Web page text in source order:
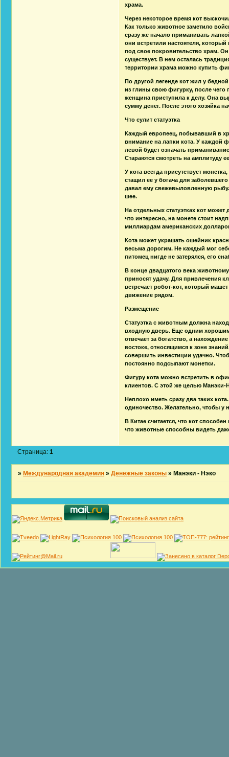
храма.
Через некоторое время кот
Как только животное заметило
сразу же начало приманивать
они встретили настоятеля,
под свое покровительство храм.
существует. В нем осталась
территории храма можно купить
По другой легенде кот жил у
из глины свою фигурку, после чего
женщина приступила к делу. Она
сумму денег. После этого хозяйка
Что сулит статуэтка
Каждый европеец, побывавший в
внимание на лапки кота. У каждой
левой будет означать
Стараются смотреть на амплитуду
У кота всегда присутствует
стащил ее у богача для
давал ему свежевыловленную рыбу.
шее.
На отдельных статуэтках кот
что интересно, на монете стоит
миллиардам американских
Кота может украшать ошейник
весьма дорогим. Не каждый мог
питомец нигде не затерялся, его
В конце двадцатого века
приносят удачу. Для привлечения
встречает робот-кот, который
движение рядом.
Размещение
Статуэтка с животным должна
входную дверь. Еще одним
отвечает за богатство, а
востоке, относящимся к зоне
совершить инвестиции удачно.
постоянно подсыпают монетки.
Фигуру кота можно встретить в
клиентов. С этой же целью Манэки-
Неплохо иметь сразу два таких
одиночество. Желательно, чтобы
В Китае считается, что кот
что животные способны видеть
Страница:1
» Международная академия »Денежные законы » Манэки - Нэко